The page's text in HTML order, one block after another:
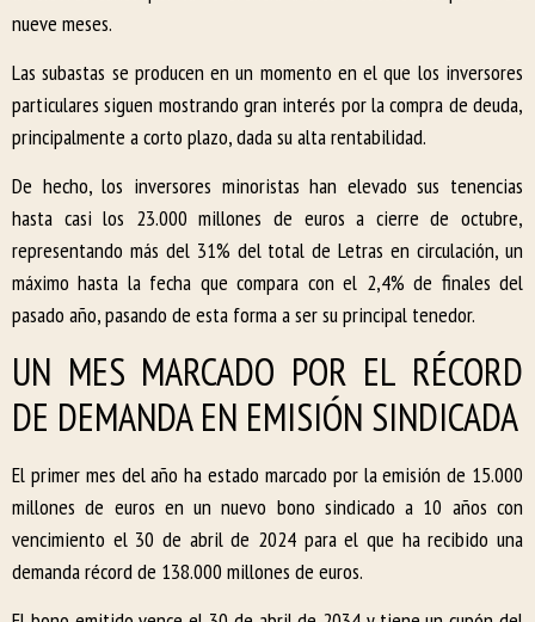
nueve meses.
Las subastas se producen en un momento en el que los inversores
particulares siguen mostrando gran interés por la compra de deuda,
principalmente a corto plazo, dada su alta rentabilidad.
De hecho, los inversores minoristas han elevado sus tenencias
hasta casi los 23.000 millones de euros a cierre de octubre,
representando más del 31% del total de Letras en circulación, un
máximo hasta la fecha que compara con el 2,4% de finales del
pasado año, pasando de esta forma a ser su principal tenedor.
UN MES MARCADO POR EL RÉCORD
DE DEMANDA EN EMISIÓN SINDICADA
El primer mes del año ha estado marcado por la emisión de 15.000
millones de euros en un nuevo bono sindicado a 10 años con
vencimiento el 30 de abril de 2024 para el que ha recibido una
demanda récord de 138.000 millones de euros.